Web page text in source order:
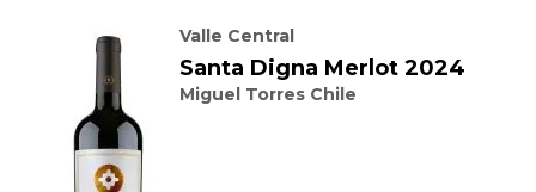
Valle Central
Santa Digna Merlot 2024
Miguel Torres Chile